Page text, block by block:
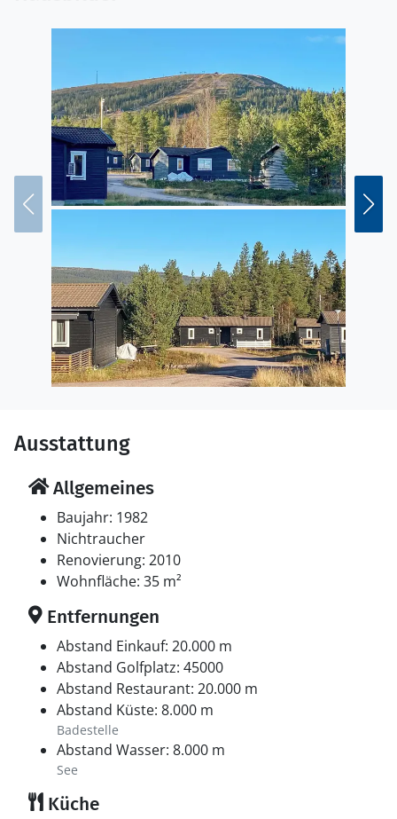
Ausstattung
Allgemeines
Baujahr: 1982
Nichtraucher
Renovierung: 2010
Wohnfläche: 35 m²
Entfernungen
Abstand Einkauf: 20.000 m
Abstand Golfplatz: 45000
Abstand Restaurant: 20.000 m
Abstand Küste: 8.000 m
Badestelle
Abstand Wasser: 8.000 m
See
Küche